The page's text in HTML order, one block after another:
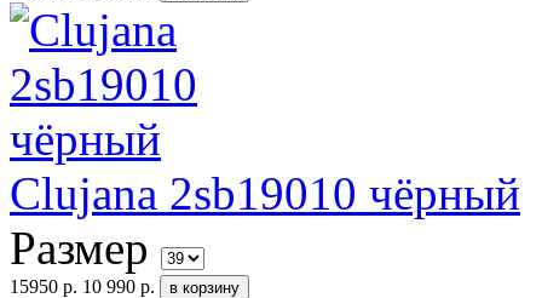
Clujana 2sb19010 чёрный
Размер
15950 р. 10 990 р.